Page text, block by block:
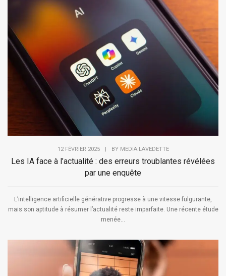
12 FÉVRIER 2025 BY MEDIA.LAVEDETTE
Les IA face à l’actualité : des erreurs troublantes révélées
par une enquête
L’intelligence artificielle générative progresse à une vitesse fulgurante,
mais son aptitude à résumer l’actualité reste imparfaite. Une récente étude
menée...